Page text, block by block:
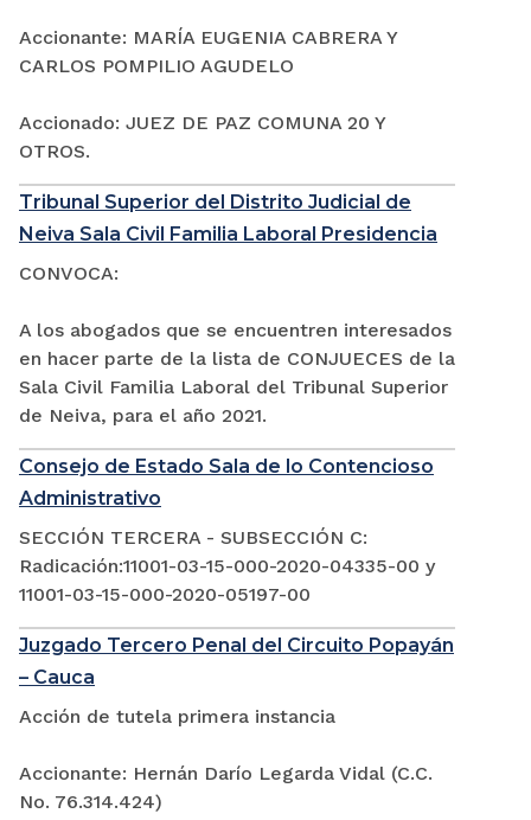
Accionante: MARÍA EUGENIA CABRERA Y
CARLOS POMPILIO AGUDELO
Accionado: JUEZ DE PAZ COMUNA 20 Y
OTROS.
Tribunal Superior del Distrito Judicial de
Neiva Sala Civil Familia Laboral Presidencia
CONVOCA:
A los abogados que se encuentren interesados
en hacer parte de la lista de CONJUECES de la
Sala Civil Familia Laboral del Tribunal Superior
de Neiva, para el año 2021.
Consejo de Estado Sala de lo Contencioso
Administrativo
SECCIÓN TERCERA - SUBSECCIÓN C:
Radicación:11001-03-15-000-2020-04335-00 y
11001-03-15-000-2020-05197-00
Juzgado Tercero Penal del Circuito Popayán
– Cauca
Acción de tutela primera instancia
Accionante: Hernán Darío Legarda Vidal (C.C.
No. 76.314.424)